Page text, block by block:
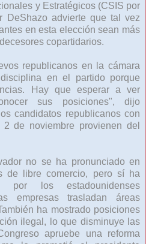
y Estratégicos (CSIS por
DeShazo advierte que tal vez
en esta elección sean más
copartidarios.
republicanos en la cámara
en el partido porque
Hay que esperar a ver
sus posiciones", dijo
candidatos republicanos con
de noviembre provienen del
no se ha pronunciado en
de libre comercio, pero sí ha
por los estadounidenses
empresas trasladan áreas
ha mostrado posiciones
ilegal, lo que disminuye las
apruebe una reforma